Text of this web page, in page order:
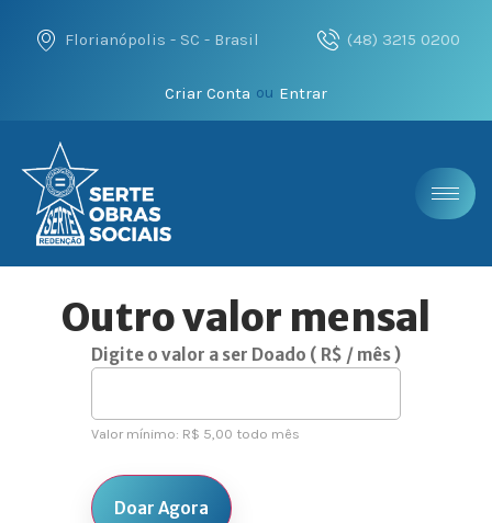
Florianópolis - SC - Brasil (48) 3215 0200
Criar Conta ou Entrar
Outro valor mensal
Digite o valor a ser Doado ( R$ / mês)
Valor mínimo: R$ 5,00 todo mês
Doar Agora